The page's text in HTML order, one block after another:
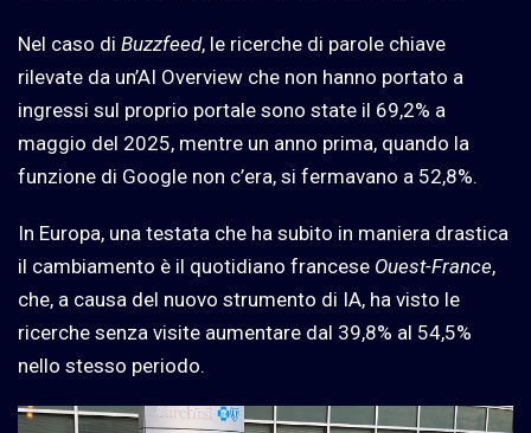
Nel caso di Buzzfeed, le ricerche di parole chiave
rilevate da un’AI Overview che non hanno portato a
ingressi sul proprio portale sono state il 69,2% a
maggio del 2025, mentre un anno prima, quando la
funzione di Google non c’era, si fermavano a 52,8%.
In Europa, una testata che ha subito in maniera drastica
il cambiamento è il quotidiano francese Ouest-France,
che, a causa del nuovo strumento di IA, ha visto le
ricerche senza visite aumentare dal 39,8% al 54,5%
nello stesso periodo.